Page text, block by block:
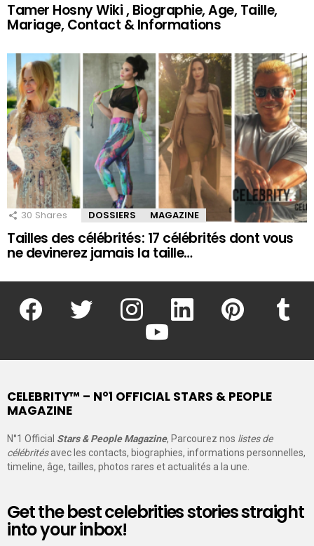
Tamer Hosny Wiki , Biographie, Age, Taille,
Mariage, Contact & Informations
30 Shares DOSSIERS MAGAZINE
Tailles des célébrités: 17 célébrités dont vous
ne devinerez jamais la taille…
facebook twitter instagram linkedin pinterest
youtube
CELEBRITY™ – N°1 OFFICIAL STARS & PEOPLE
MAGAZINE
N°1 Official Stars & People Magazine, Parcourez nos listes de
célébritésavec les contacts, biographies, informations personnelles,
timeline, âge, tailles, photos rares et actualités a la une.
Get the best celebrities stories straight
into your inbox!